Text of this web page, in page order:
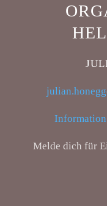
Melde dich für